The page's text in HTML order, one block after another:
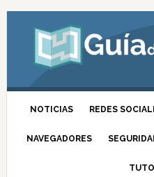
NOTICIAS REDES
NAVEGADORES